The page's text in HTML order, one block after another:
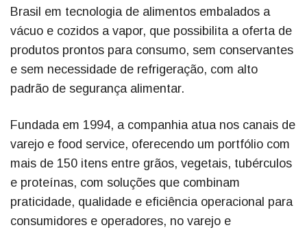
Brasil em tecnologia de alimentos embalados a
vácuo e cozidos a vapor, que possibilita a oferta de
produtos prontos para consumo, sem conservantes
e sem necessidade de refrigeração, com alto
padrão de segurança alimentar.
Fundada em 1994, a companhia atua nos canais de
varejo e food service, oferecendo um portfólio com
mais de 150 itens entre grãos, vegetais, tubérculos
e proteínas, com soluções que combinam
praticidade, qualidade e eficiência operacional para
consumidores e operadores, no varejo e